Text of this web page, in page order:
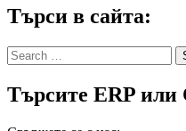
Търси в сайта:
Search
for:
Търсите ERP или